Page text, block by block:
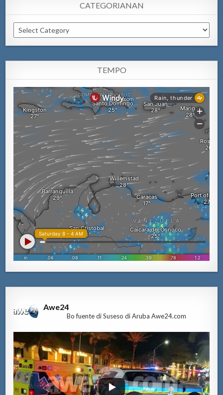
CATEGORIANAN
Categorianan
TEMPO
Awe24
Bo fuente di Suseso di Aruba Awe24.com